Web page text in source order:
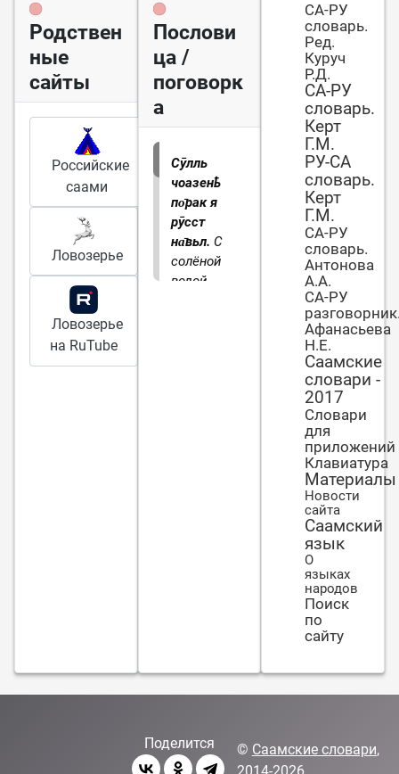
Родствен
ные
сайты
Российские
саами
Ловозерье
Ловозерье
на RuTube
Послови
ца /
поговорк
а
Сӯлль
чоазенҍ
по̄рак я
рӯсст
на̄вьл. С
солёной
водой
СА-РУ
словарь.
Ред.
Куруч
Р.Д.
СА-РУ
словарь.
Керт
Г.М.
РУ-СА
словарь.
Керт
Г.М.
СА-РУ
словарь.
Антонова
А.А.
СА-РУ
Афанасьева
Н.Е.
Саамские
словари -
2017
Словари
для
приложений
Клавиатура
Материалы
Новости
сайта
Саамский
язык
О
языках
народов
Поиск
по
сайту
Поделится © Саамские словари,